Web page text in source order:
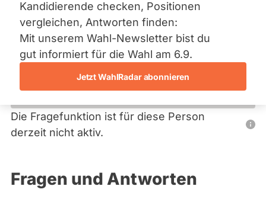
Saarland
Sachsen
Sachsen-Anhalt
Sachsen-Anhalt
Schleswig-Holstein
Thüringen
Archiv
Über uns
Kandidierende checken, Positionen
vergleichen, Antworten finden:
Mit unserem Wahl-Newsletter bist du
gut informiert für die Wahl am 6.9.
Jetzt WahlRadar abonnieren
SPD
Diese Politikerin hat kein aktuelles und kein zukünftiges
Mandat und keine Direktandidatur auf Landes-, Bundes-
oder EU-Ebene. Mögliche Kandidaturen über eine
Wahlliste werden bei uns nicht erfasst.
Die Fragefunktion ist für diese Person
derzeit nicht aktiv.
Nur
aktiven
Fragen und Antworten